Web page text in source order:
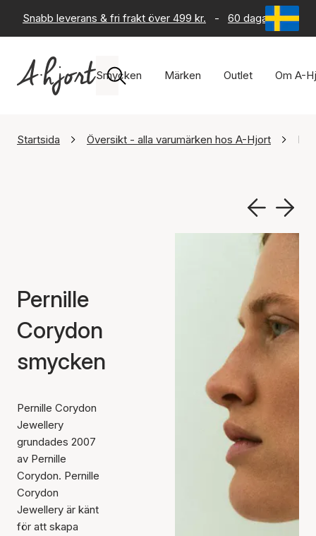
Snabb leverans & fri frakt över 499 kr. - 60 dagars
Smycken Märken Outlet Om A-
Startsida Översikt - alla varumärken hos A-Hjort
Pernille
Corydon
smycken
Pernille Corydon
Jewellery
grundades 2007
av Pernille
Corydon. Pernille
Corydon
Jewellery är känt
för att skapa